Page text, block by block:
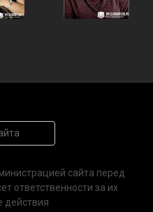
сайта перед
ответственности за их
действия